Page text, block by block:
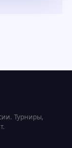
Турниры,